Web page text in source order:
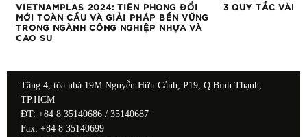
VIETNAMPLAS 2024: TIÊN PHONG ĐỔI
MỚI TOÀN CẦU VÀ GIẢI PHÁP BỀN VỮNG
TRONG NGÀNH CÔNG NGHIỆP NHỰA VÀ
CAO SU
3 QUY TẮC VÀNG
Tầng 4, tòa nhà 19M Nguyễn Hữu Cảnh, P19, Q.Bình Thạnh,
TP.HCM
ĐT: +84 8 35140686 / 35140687
Fax: +84 8 35140699